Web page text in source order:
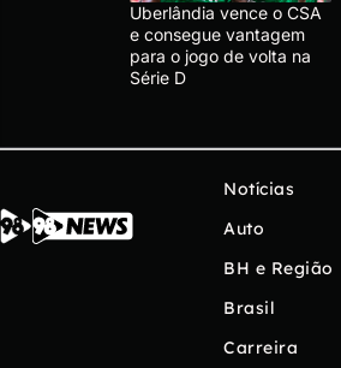
Uberlândia vence o CSA
e consegue vantagem
para o jogo de volta na
Série D
Notícias
Auto
BH e Região
Brasil
Carreira